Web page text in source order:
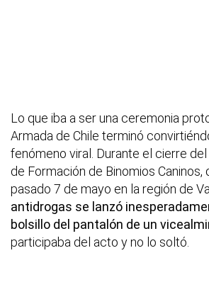
Lo que iba a ser una ceremonia
Armada de Chile terminó
fenómeno viral. Durante el cierre
de Formación de Binomios Caninos,
pasado 7 de mayo en la región de
antidrogas se lanzó
bolsillo del pantalón de un
participaba del acto y no lo soltó.